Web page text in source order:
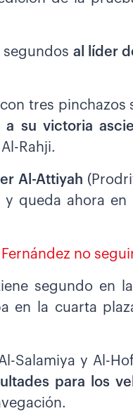
segundos al líder
tres
su victoria
Rahji.
Al-Attiyah
queda ahora en
no
segundo en
en la cuarta
Salamiya y Al-
para los